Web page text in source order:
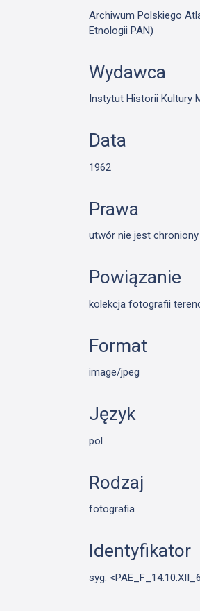
Archiwum Polskiego
Etnologii PAN)
Wydawca
Instytut Historii Kultury
Data
1962
Prawa
utwór nie jest
Powiązanie
kolekcja fotografii
Format
image/jpeg
Język
pol
Rodzaj
fotografia
Identyfikator
syg.